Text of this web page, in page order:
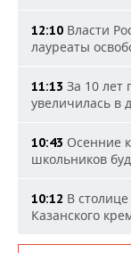
12:10 Власти
лауреаты
11:13 За 10 лет
увеличилась в
10:43 Осенние
школьников
10:12 В
Казанского